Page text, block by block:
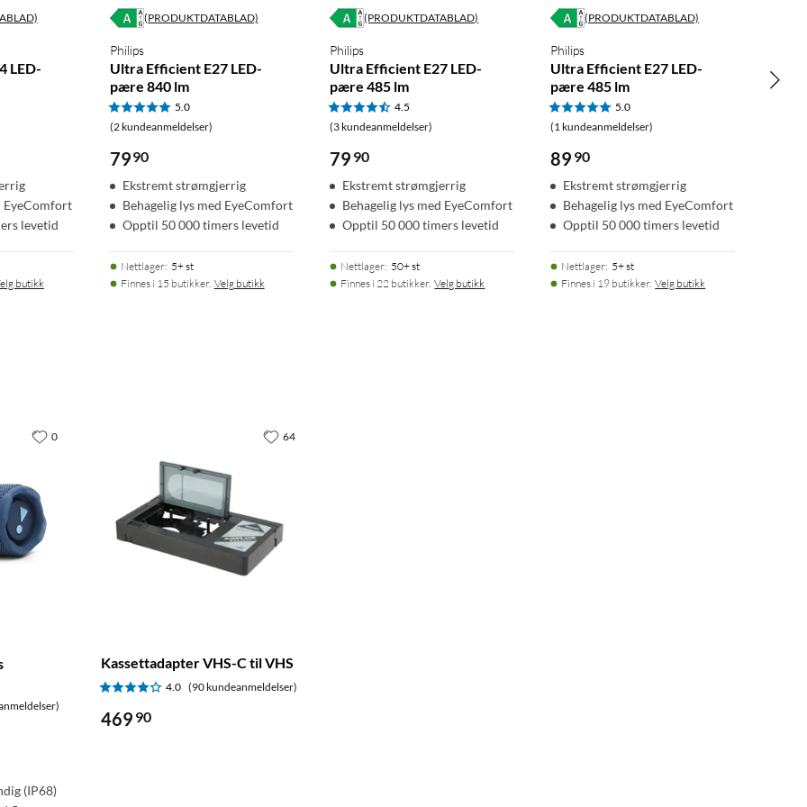
LED-
EyeComfort
levetid
butikk
(PRODUKTDATABLAD)
Philips
Ultra Efficient E27 LED-
pære 840 lm
5.0
(2 kundeanmeldelser)
7990
Ekstremt strømgjerrig
Behagelig lys med EyeComfort
Opptil 50 000 timers levetid
Nettlager: 5+ st
Finnes i 15 butikker. Velg butikk
(PRODUKTDATABLAD)
Philips
Ultra Efficient E27 LED-
pære 485 lm
4.5
(3 kundeanmeldelser)
79 90
Ekstremt strømgjerrig
Behagelig lys med EyeComfort
Opptil 50 000 timers levetid
Nettlager: 50+ st
Finnes i 22 butikker. Velg butikk
(PRODUKTDATABLAD)
Philips
Ultra Efficient E27 LED-
pære 485 lm
5.0
(1 kundeanmeldelser)
89 90
Ekstremt strømgjerrig
Behagelig lys med EyeComfort
Opptil 50 000 timers levetid
Nettlager: 5+ st
Finnes i 19 butikker. Velg butikk
(IP68)
0
Kassettadapter VHS-C til VHS
4.0 (90 kundeanmeldelser)
469 90
64